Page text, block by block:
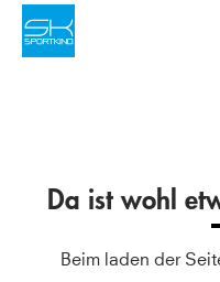
Da ist wohl
Beim laden der